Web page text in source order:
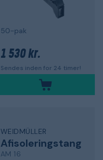
50-pak
1 530 kr.
Sendes inden for 24 timer!
WEIDMÜLLER
Afisoleringstang
AM 16